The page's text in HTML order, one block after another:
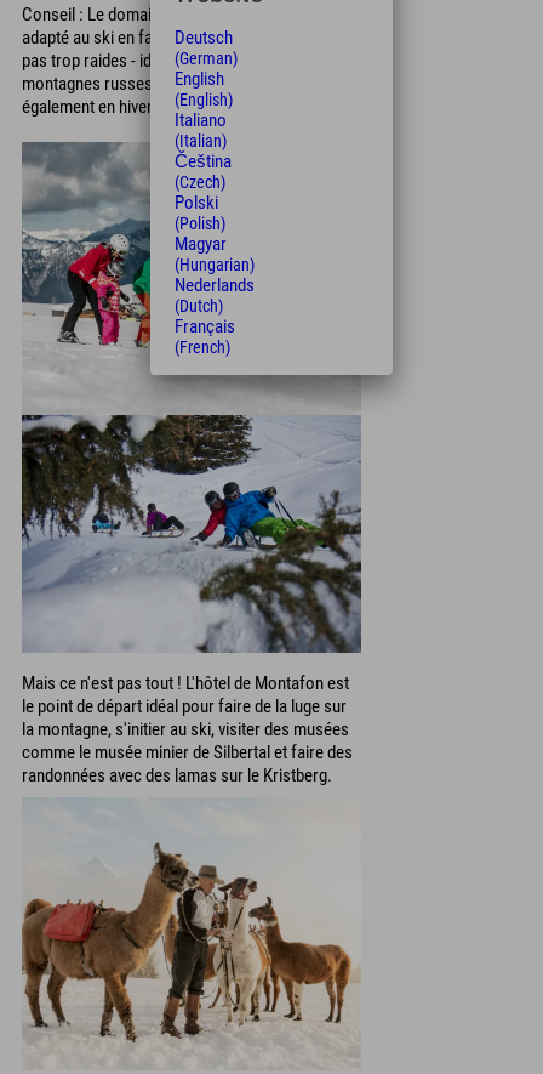
Conseil : Le domaine skiable de Golm est très
adapté au ski en famille, car les pistes ne sont
pas trop raides - idéal pour les débutants :) Les
montagnes russes alpines de Golm fonctionnent
également en hiver.
Mais ce n'est pas tout ! L'hôtel de Montafon est
le point de départ idéal pour faire de la luge sur
la montagne, s'initier au ski, visiter des musées
comme le musée minier de Silbertal et faire des
randonnées avec des lamas sur le Kristberg.
Deutsch
(German)
English
(English)
Italiano
(Italian)
Čeština
(Czech)
Polski
(Polish)
Magyar
(Hungarian)
Nederlands
(Dutch)
Français
(French)